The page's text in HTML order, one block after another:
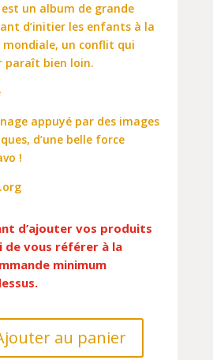
un album de grande
d’initier les enfants à la
mondiale, un conflit qui
paraît bien loin.
appuyé par des images
d’une belle force
!
d’ajouter vos produits
de vous référer à la
minimum
au panier